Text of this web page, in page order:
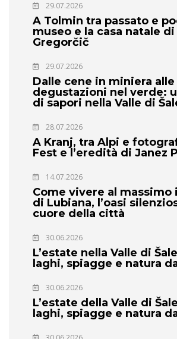
29.07.2026
A Tolmin tra passato e
museo e la casa natale di
Gregorčič
29.07.2026
Dalle cene in miniera alle
degustazioni nel verde:
di sapori nella Valle di
28.07.2026
A Kranj, tra Alpi e
Fest e l’eredità di Janez
14.07.2026
Come vivere al massimo
di Lubiana, l’oasi
cuore della città
30.06.2026
L’estate nella Valle di
laghi, spiagge e natura
30.06.2026
L’estate della Valle di
laghi, spiagge e natura